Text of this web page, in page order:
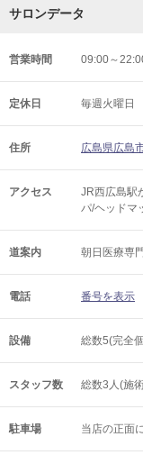
サロンデータ
営業時間 09:00～
定休日 毎週火曜日
住所 広島県広島
アクセス
JR西広島駅
パ/ヘッドマ
道案内 朝日医療専
電話 番号を表示
設備 総数5(完全
スタッフ数 総数3人(施
駐車場 当店の正面